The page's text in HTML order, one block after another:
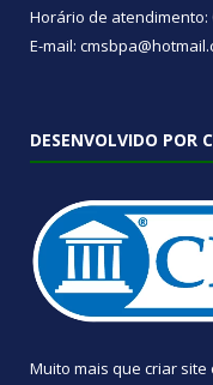
Horário de atendimento:
E-mail:
DESENVOLVIDO POR
Muito mais que criar site